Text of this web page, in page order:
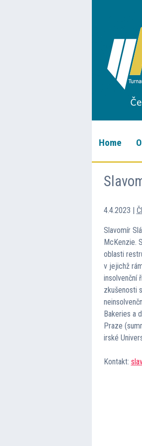
Home
4.4.2023 |
Slavomír
McKenzie.
oblasti
v jejichž
insolvenční
zkušenosti
Bakeries a
Praze
irské
Kontakt: